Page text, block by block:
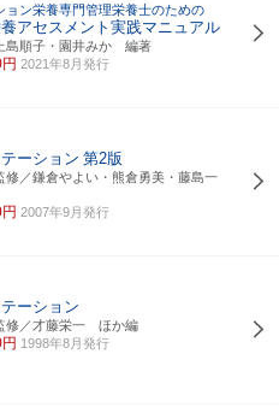
ョン栄養専門管理栄養士のための
アセスメント実践マニュアル
島順子・園井みか 編著
2021年8月発行
ーション 第2版
／鎌倉やよい・熊倉勇美・藤島一
2007年9月発行
ーション
修／才藤栄一 ほか編
1998年8月発行